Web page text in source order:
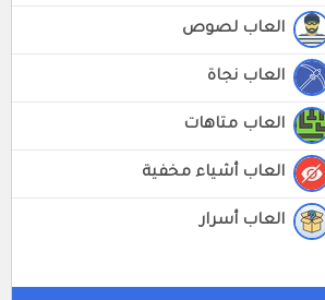
العاب لصوص
العاب نجاة
العاب متاهات
العاب أشياء مخفية
العاب أسرار